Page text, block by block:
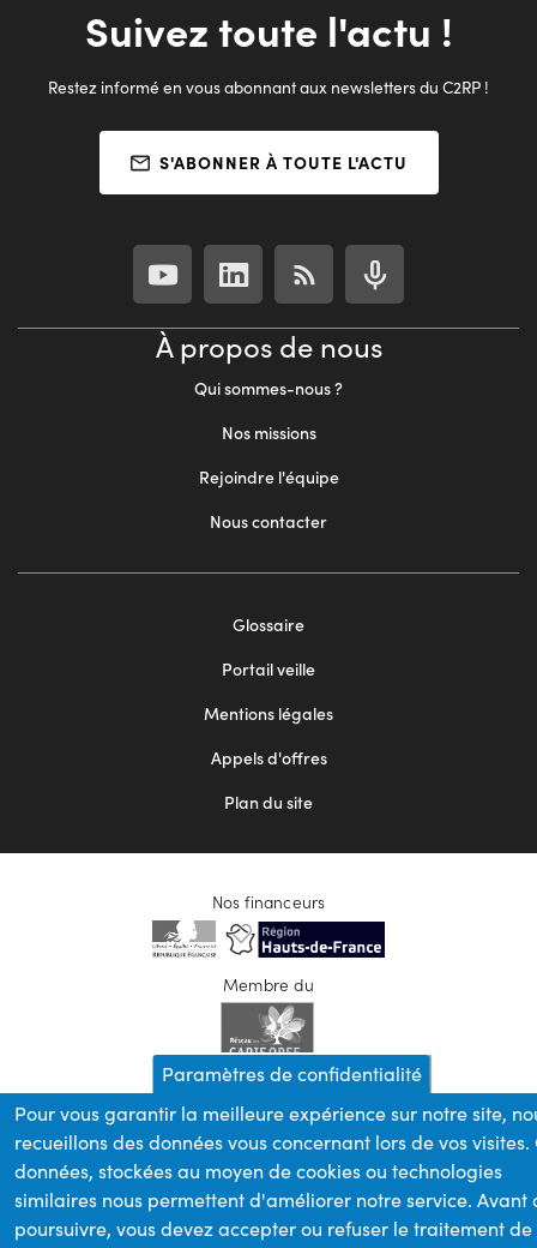
Suivez toute l'actu !
Restez informé en vous abonnant aux newsletters du C2RP !
S'ABONNER À TOUTE L'ACTU
À propos de nous
Qui sommes-nous ?
Nos missions
Rejoindre l'équipe
Nous contacter
Glossaire
Portail veille
Mentions légales
Appels d'offres
Plan du site
Nos financeurs
Membre du
Paramètres de confidentialité
Pour vous garantir la meilleure expérience sur notre site,
recueillons des données vous concernant lors de vos visites.
données, stockées au moyen de cookies ou technologies
similaires nous permettent d'améliorer notre service. Avant
poursuivre, vous devez accepter ou refuser le traitement de